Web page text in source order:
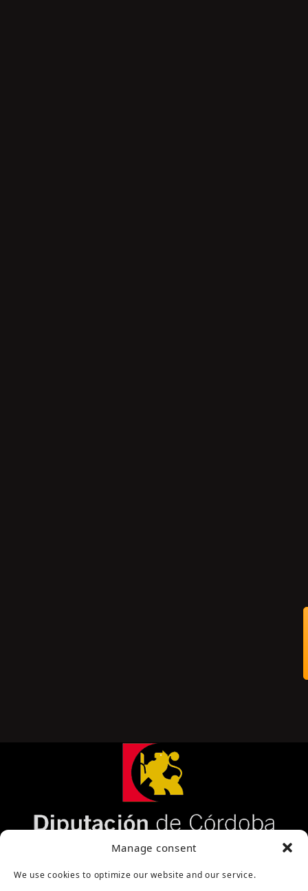
Manage consent
We use cookies to optimize our website and our service.
Página cofinanciada por la Diputación de Córdoba